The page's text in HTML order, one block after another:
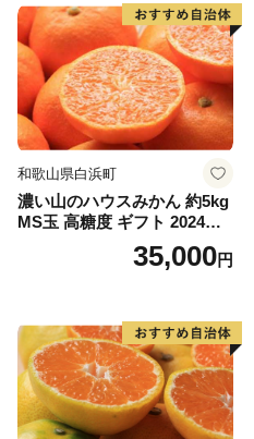
和歌山県白浜町
濃い山のハウスみかん 約5kg
MS玉 高糖度 ギフト 2024年7
35,000円